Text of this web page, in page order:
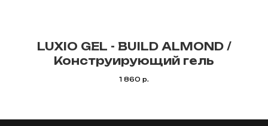
LUXIO GEL - BUILD ALMOND /
Конструирующий гель
1 860 р.